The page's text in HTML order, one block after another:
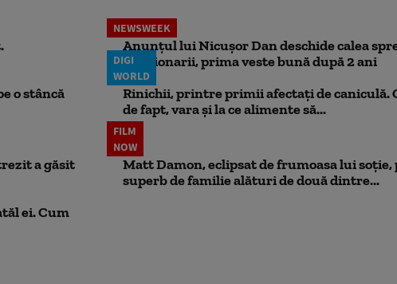
NEWSWEEK
Anunțul lui Nicușor Dan deschide calea
Pensionarii, prima veste bună după 2 ani
o stâncă
DIGI
WORLD
Rinichii, printre primii afectați de caniculă.
de fapt, vara și la ce alimente să...
a găsit
FILM
NOW
Matt Damon, eclipsat de frumoasa lui
superb de familie alături de două dintre...
ei. Cum